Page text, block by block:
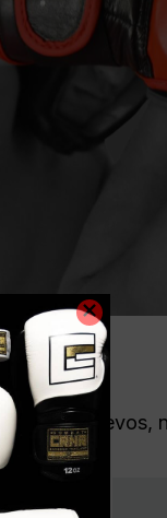
más nuevos,